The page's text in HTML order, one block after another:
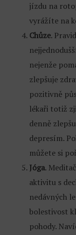
jízdu na
vyrážíte na
Chůze.
nejenže
zlepšuje
pozitivně
lékaři totiž
denně
depresím.
můžete si
Jóga.
aktivitu s
nedávných
bolestivost
pohody.